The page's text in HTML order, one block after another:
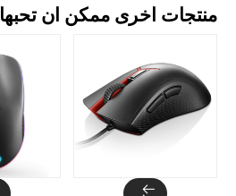
منتجات اخرى ممكن ان تحبها